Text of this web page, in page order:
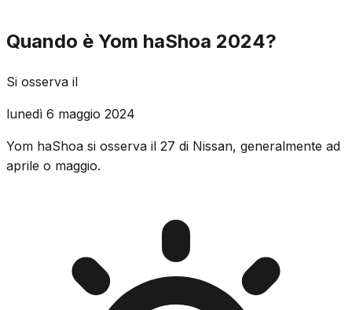
Quando è Yom haShoa 2024?
Si osserva il
lunedì 6 maggio 2024
Yom haShoa si osserva il 27 di Nissan, generalmente ad
aprile o maggio.